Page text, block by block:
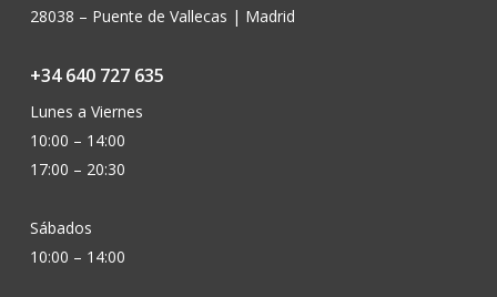
28038 – Puente de Vallecas | Madrid
+34 640 727 635
Lunes a Viernes
10:00 – 14:00
17:00 – 20:30
Sábados
10:00 – 14:00